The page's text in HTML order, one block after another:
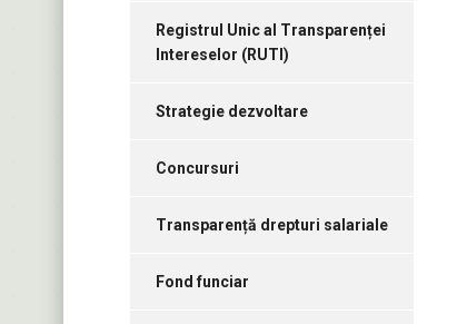
Registrul Unic al Transparenței
Intereselor (RUTI)
Strategie dezvoltare
Concursuri
Transparență drepturi salariale
Fond funciar